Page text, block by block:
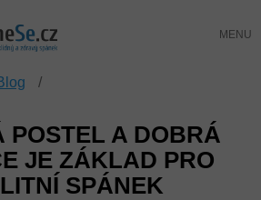
KOŠÍK
/
POSTEL A DOBRÁ
JE ZÁKLAD PRO
SPÁNEK